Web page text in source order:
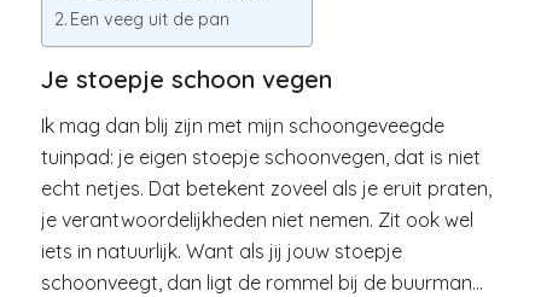
Een veeg uit de pan
Je stoepje schoon vegen
Ik mag dan blij zijn met mijn schoongeveegde
tuinpad: je eigen stoepje schoonvegen, dat is niet
echt netjes. Dat betekent zoveel als je eruit praten,
je verantwoordelijkheden niet nemen. Zit ook wel
iets in natuurlijk. Want als jij jouw stoepje
schoonveegt, dan ligt de rommel bij de buurman…